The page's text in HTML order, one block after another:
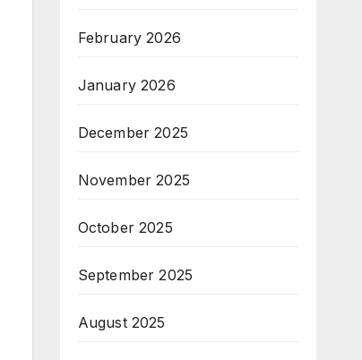
February 2026
January 2026
December 2025
November 2025
October 2025
September 2025
August 2025